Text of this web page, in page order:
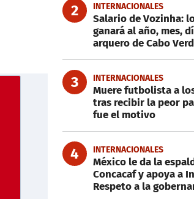
2 INTERNACIONALES
Salario de Vozinha:
ganará al año, mes,
arquero de Cabo
3 INTERNACIONALES
Muere futbolista a
tras recibir la peor
fue el motivo
4 INTERNACIONALES
México le da la
Concacaf y apoya a
Respeto a la